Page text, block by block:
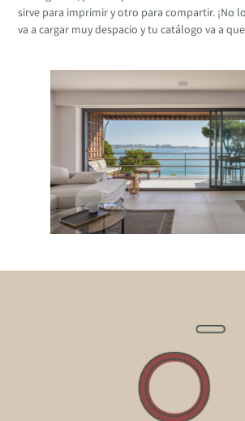
sirve para imprimir y otro para compartir. ¡No
va a cargar muy despacio y tu catálogo va a